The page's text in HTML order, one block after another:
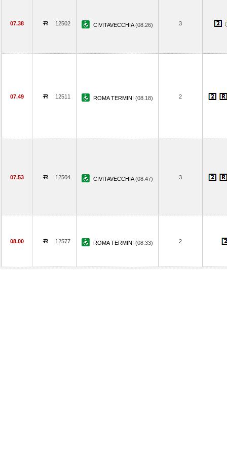
07.38 12502 CIVITAVECCHIA(08.26) 3
07.49 12511 ROMA TERMINI (08.18) 2
07.53 12504 CIVITAVECCHIA(08.47) 3
08.00 12577 ROMA TERMINI (08.33) 2